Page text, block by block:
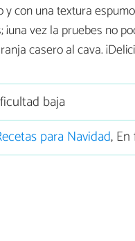
con una textura
vez la pruebes no
casero al cava.
baja
para Navidad,